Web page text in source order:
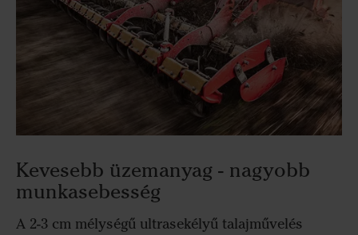
Kevesebb üzemanyag - nagyobb
munkasebesség
A 2-3 cm mélységű ultrasekélyű talajművelés